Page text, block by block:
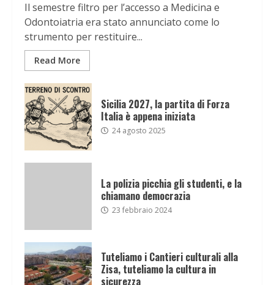
Il semestre filtro per l’accesso a Medicina e
Odontoiatria era stato annunciato come lo
strumento per restituire...
Read More
Sicilia 2027, la partita di Forza
Italia è appena iniziata
24 agosto 2025
La polizia picchia gli studenti, e la
chiamano democrazia
23 febbraio 2024
Tuteliamo i Cantieri culturali alla
Zisa, tuteliamo la cultura in
sicurezza